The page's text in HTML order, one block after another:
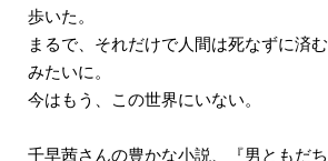
歩いた。
まるで、それだけで人間は死なずに済
みたいに。
今はもう、この世界にいない。
千早茜さんの豊かな小説、『男ともだち